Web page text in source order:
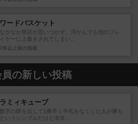
ワードバスケット
なかなか単語が思いつかず、浮かんでも他のプレ
イヤーに上書きされてしまい...
7年以上前 の投稿
員の新しい投稿
ラミィキューブ
数字の牌を出して1番早く手札をなくした人が勝ち
というシンプルだけど非常...